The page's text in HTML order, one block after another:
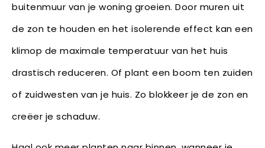
buitenmuur van je woning groeien. Door muren uit
de zon te houden en het isolerende effect kan een
klimop de maximale temperatuur van het huis
drastisch reduceren. Of plant een boom ten zuiden
of zuidwesten van je huis. Zo blokkeer je de zon en
creëer je schaduw.